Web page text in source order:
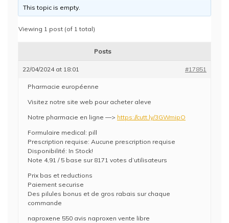
This topic is empty.
Viewing 1 post (of 1 total)
Posts
22/04/2024 at 18:01 #17851
Pharmacie européenne
Visitez notre site web pour acheter aleve
Notre pharmacie en ligne —> https://cutt.ly/3GWmipO
Formulaire medical: pill
Prescription requise: Aucune prescription requise
Disponibilité: In Stock!
Note 4,91 / 5 base sur 8171 votes d’utilisateurs
Prix bas et reductions
Paiement securise
Des pilules bonus et de gros rabais sur chaque
commande
naproxene 550 avis naproxen vente libre